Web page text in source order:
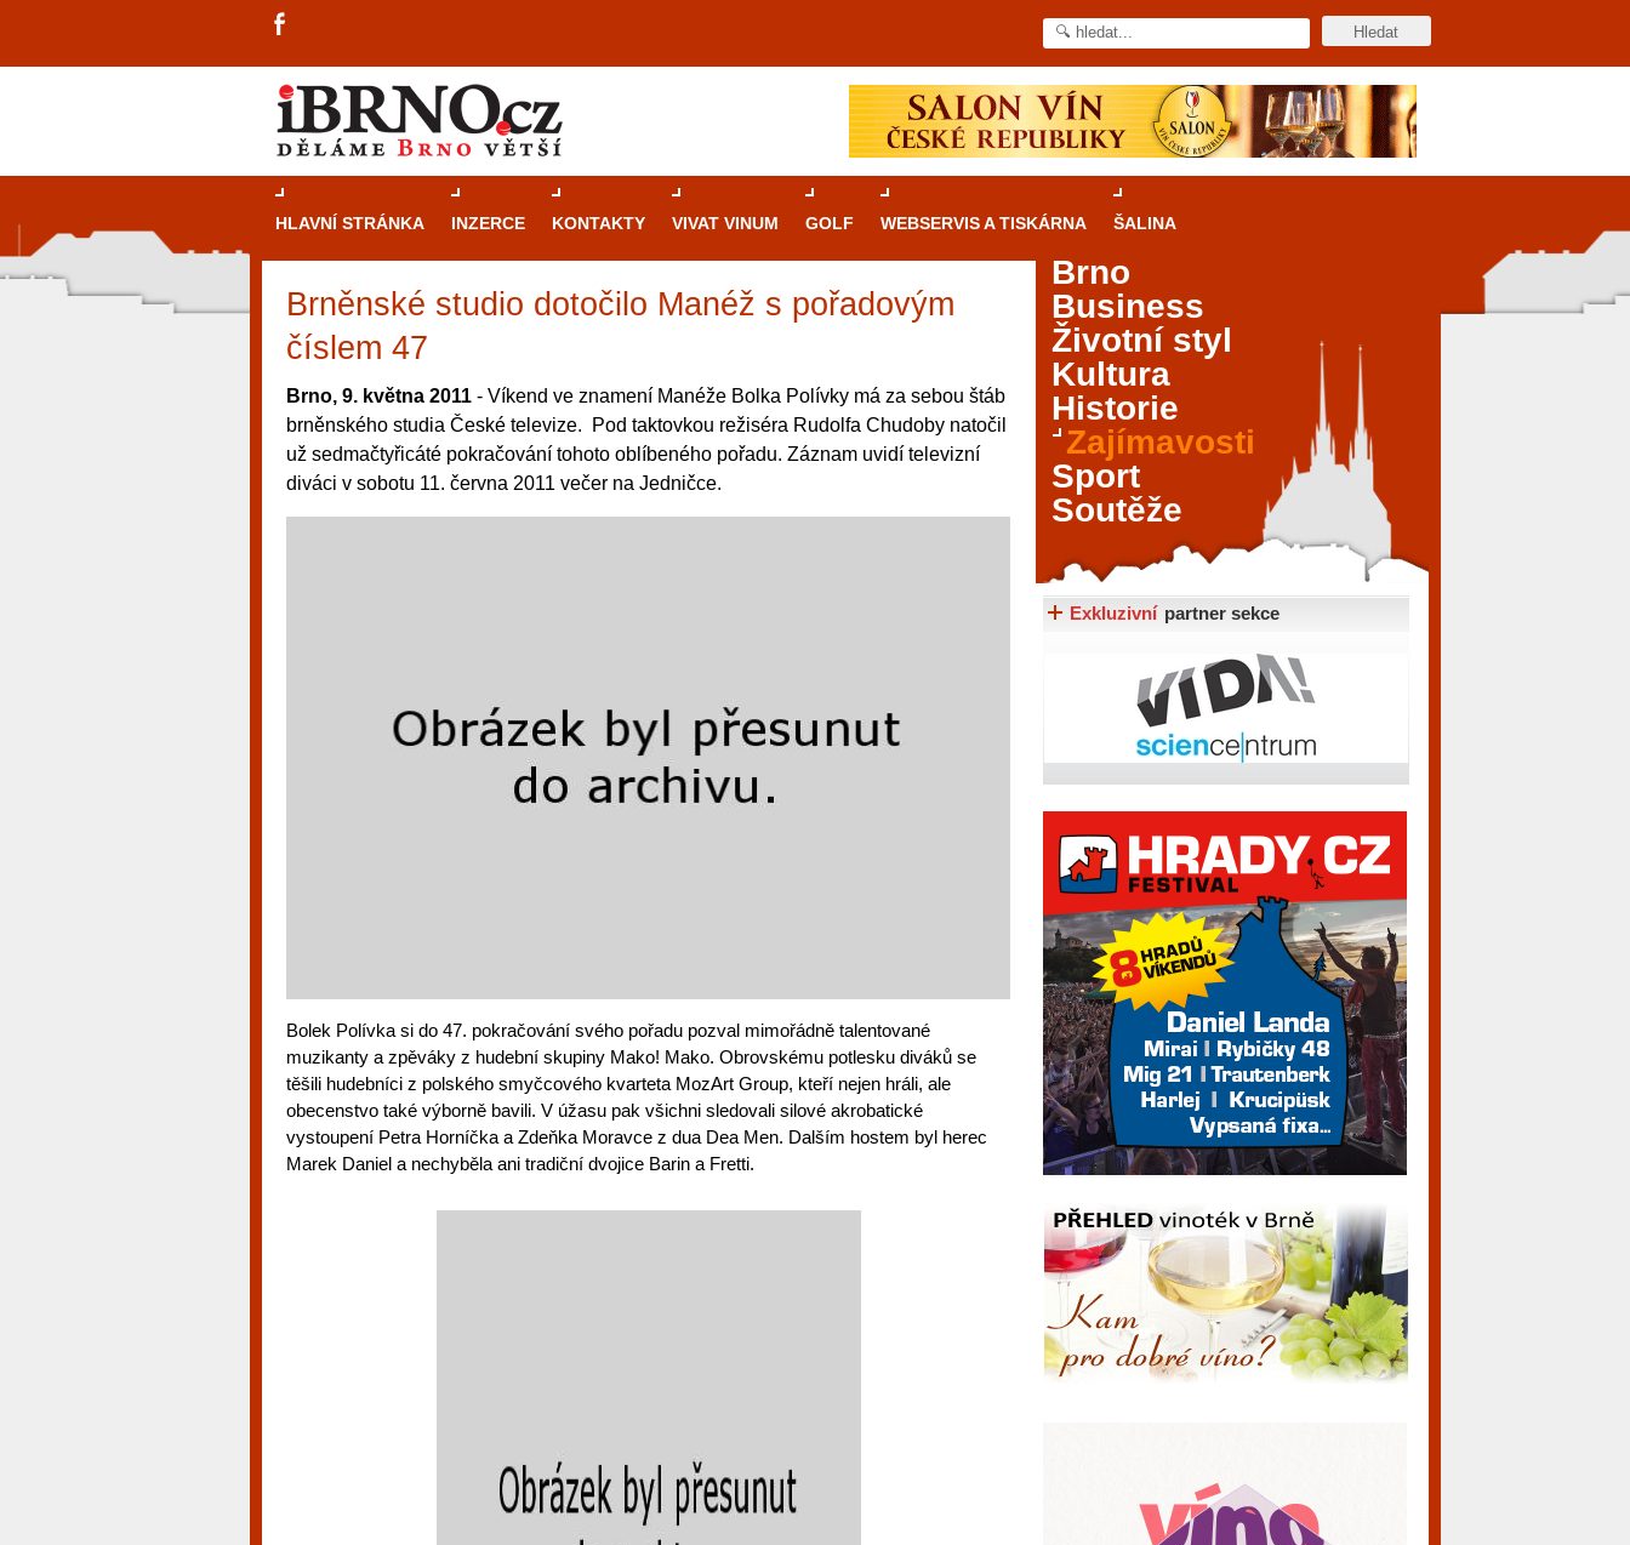
HLAVNÍ STRÁNKA INZERCE KONTAKTY VIVAT VINUM GOLF WEBSERVIS A TISKÁRNA ŠALINA
Brněnské studio dotočilo Manéž s pořadovým
číslem 47
Brno, 9. května 2011 - Víkend ve znamení Manéže Bolka Polívky má za sebou štáb
brněnského studia České televize. Pod taktovkou režiséra Rudolfa Chudoby natočil
už sedmačtyřicáté pokračování tohoto oblíbeného pořadu. Záznam uvidí televizní
diváci v sobotu 11. června 2011 večer na Jedničce.
Bolek Polívka si do 47. pokračování svého pořadu pozval mimořádně talentované
muzikanty a zpěváky z hudební skupiny Mako! Mako. Obrovskému potlesku diváků se
těšili hudebníci z polského smyčcového kvarteta MozArt Group, kteří nejen hráli, ale
obecenstvo také výborně bavili. V úžasu pak všichni sledovali silové akrobatické
vystoupení Petra Horníčka a Zdeňka Moravce z dua Dea Men. Dalším hostem byl herec
Marek Daniel a nechyběla ani tradiční dvojice Barin a Fretti.
Průvodcekasinovými hrami v Brně: Od
Brno je městem známým pro zajímavé památky, skvělé
restaurace, divadla a univerzity. Mimo jiné je ale také
místem, kde si můžete legálně a bezpečně vyzkoušet
různé kasinové hry. V neustále kvetoucí moravské
metropoli naleznete širokou nabídku her od klasické
Brno
Business
Životní styl
Kultura
Historie
Zajímavosti
Sport
Soutěže
Exkluzivní partner sekce